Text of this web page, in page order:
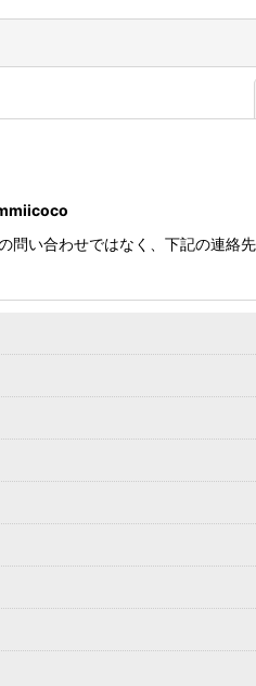
問い合わせではなく、下記の連